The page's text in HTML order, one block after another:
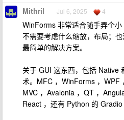
Mithril Jul 6, 2025 4
WinForms 非常适合随手弄个小
不需要考虑什么缩放，布局；
最简单的解决方案。
关于 GUI 这东西，包括 Native
术。MFC ，WinForms ，WPF
MVC ，Avalonia ，QT ，
React ，还有 Python 的 Gradio